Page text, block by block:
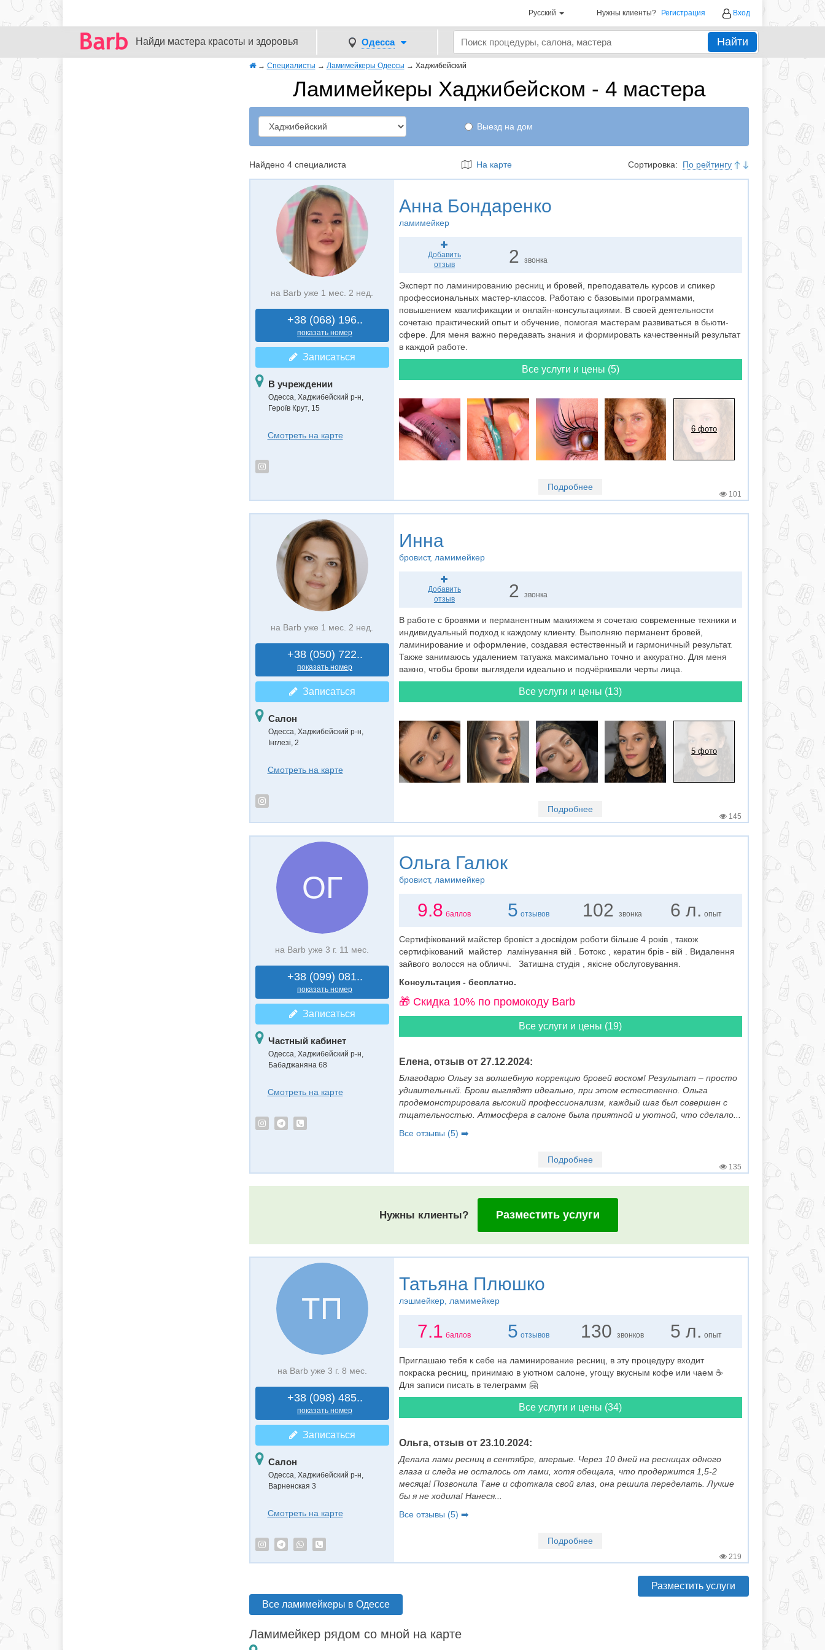
Русский Нужны клиенты? Регистрация Вход
Найди мастера красоты и здоровья Одесса Найти
→ Специалисты → Ламимейкеры Одессы → Хаджибейский
Ламимейкеры Хаджибейском - 4 мастера
Выезд на дом
Найдено 4 специалиста На карте Сортировка: По рейтингу
на Barb уже 1 мес. 2 нед.
+38 (068) 196..
показать номер
Записаться
В учреждении
Одесса, Хаджибейский р-н,
Героїв Крут, 15
Смотреть на карте
Анна Бондаренко
ламимейкер
Добавить
отзыв
2звонка
Эксперт по ламинированию ресниц и бровей, преподаватель курсов и спикер
профессиональных мастер-классов. Работаю с базовыми программами,
повышением квалификации и онлайн-консультациями. В своей деятельности
сочетаю практический опыт и обучение, помогая мастерам развиваться в бьюти-
сфере. Для меня важно передавать знания и формировать качественный результат
в каждой работе.
Все услуги и цены (5)
6 фото
Подробнее
101
на Barb уже 1 мес. 2 нед.
+38 (050) 722..
показать номер
Записаться
Салон
Одесса, Хаджибейский р-н,
Інглезі, 2
Смотреть на карте
Инна
бровист, ламимейкер
Добавить
отзыв
2звонка
В работе с бровями и перманентным макияжем я сочетаю современные техники и
индивидуальный подход к каждому клиенту. Выполняю перманент бровей,
ламинирование и оформление, создавая естественный и гармоничный результат.
Также занимаюсь удалением татуажа максимально точно и аккуратно. Для меня
важно, чтобы брови выглядели идеально и подчёркивали черты лица.
Все услуги и цены (13)
5 фото
Подробнее
145
ОГ
на Barb уже 3 г. 11 мес.
+38 (099) 081..
показать номер
Записаться
Частный кабинет
Одесса, Хаджибейский р-н,
Бабаджаняна 68
Смотреть на карте
Ольга Галюк
бровист, ламимейкер
9.8 баллов 5 отзывов 102 звонка 6 л. опыт
Сертифікований майстер бровіст з досвідом роботи більше 4 років , також
сертифікований майстер ламінування вій . Ботокс , кератин брів - вій . Видалення
зайвого волосся на обличчі. Затишна студія , якісне обслуговування.
Консультация - бесплатно.
🎁 Cкидка 10% по промокоду Barb
Все услуги и цены (19)
Елена, отзыв от 27.12.2024:
Благодарю Ольгу за волшебную коррекцию бровей воском! Результат – просто
удивительный. Брови выглядят идеально, при этом естественно. Ольга
продемонстрировала высокий профессионализм, каждый шаг был совершен с
тщательностью. Атмосфера в салоне была приятной и уютной, что сделало...
Все отзывы (5) ➡️
Подробнее
135
Нужны клиенты? Разместить услуги
ТП
на Barb уже 3 г. 8 мес.
+38 (098) 485..
показать номер
Записаться
Салон
Одесса, Хаджибейский р-н,
Варненская 3
Смотреть на карте
Татьяна Плюшко
лэшмейкер, ламимейкер
7.1 баллов 5 отзывов 130 звонков 5 л. опыт
Приглашаю тебя к себе на ламинирование ресниц, в эту процедуру входит
покраска ресниц, принимаю в уютном салоне, угощу вкусным кофе или чаем ☕️
Для записи писать в телеграмм 🤗
Все услуги и цены (34)
Ольга, отзыв от 23.10.2024:
Делала лами ресниц в сентябре, впервые. Через 10 дней на ресницах одного
глаза и следа не осталось от лами, хотя обещала, что продержится 1,5-2
месяца! Позвонила Тане и сфоткала свой глаз, она решила переделать. Лучше
бы я не ходила! Нанеся...
Все отзывы (5) ➡️
Подробнее
219
Все ламимейкеры в Одессе
Разместить услуги
Ламимейкер рядом со мной на карте